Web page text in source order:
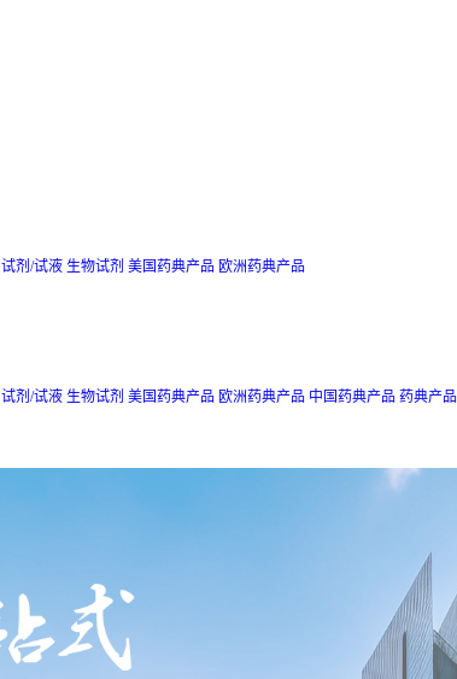
试剂/试液 生物试剂 美国药典产品 欧洲药典产品
试剂/试液 生物试剂 美国药典产品 欧洲药典产品 中国药典产品 药典产品